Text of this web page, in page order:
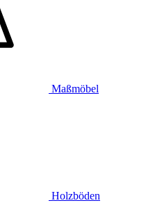
Maßmöbel
Holzböden